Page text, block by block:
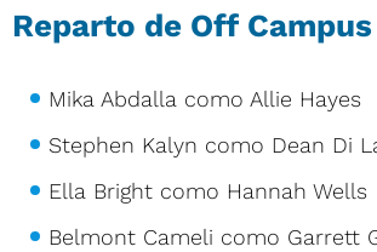
Reparto de Off Campus
Mika Abdalla como Allie Hayes
Stephen Kalyn como Dean Di
Ella Bright como Hannah Wells
Belmont Cameli como Garrett